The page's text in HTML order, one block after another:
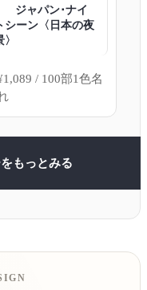
ジャパン･ナイ
シーン〈日本の夜
1,089 / 100部1色名
もっとみる